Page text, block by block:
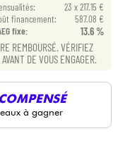
23 x 217.15 €
financement:
587.08 €
fixe: 13.6 %
REMBOURSÉ. VÉRIFIEZ
DE VOUS ENGAGER.
à gagner